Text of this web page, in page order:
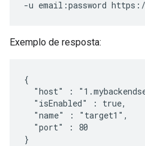
Exemplo de resposta:
{
"host" :
  "isEnabled" : true,
  "name" : "target1",
  "port" : 80
}